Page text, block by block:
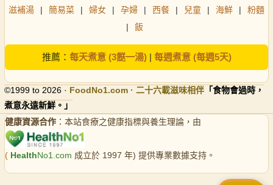
滋補湯 | 簡易菜 | 婦女 | 孕婦 | 西餐 | 兒童 | 海鮮 |
粉麵
|
飯
推薦： 每天煮意 (3餸一湯)| 每週煮意 (每週5天)
©1999 to 2026 · FoodNo1.com · 二十六載滋味相伴 「食物會過時，
煮意永遠新鮮。」
健康資源合作 ：本站食療之健康指標與養生理論，由
( HealthNo1.com 成立於 1997 年) 提供專業數據支持。